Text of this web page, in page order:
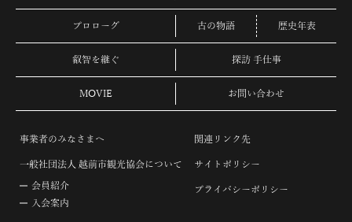
プロローグ 古の物語 歴史年表
叡智を継ぐ 探訪 手仕事
MOVIE お問い合わせ
事業者のみなさまへ
一般社団法人 越前市観光協会について
会員紹介
入会案内
関連リンク先
サイトポリシー
プライバシーポリシー